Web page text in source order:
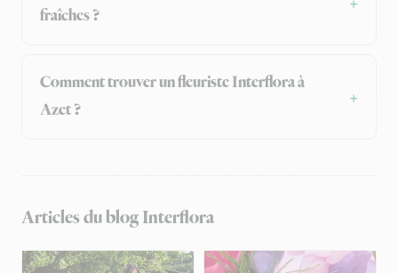
fraîches ?
Comment trouver un fleuriste Interflora à
Azet ?
Articles du blog Interflora